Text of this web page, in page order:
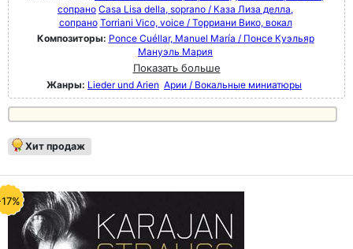
сопрано Casa Lisa della, soprano / Каза Лиза делла,
сопрано Torriani Vico, voice / Торриани Вико, вокал
Композиторы: Ponce Cuéllar, Manuel María / Понсе Куэльяр
Мануэль Мария
Показать больше
Жанры: Lieder und Arien Арии / Вокальные миниатюры
Хит продаж